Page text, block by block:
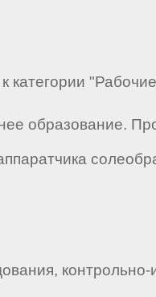
категории
образование.